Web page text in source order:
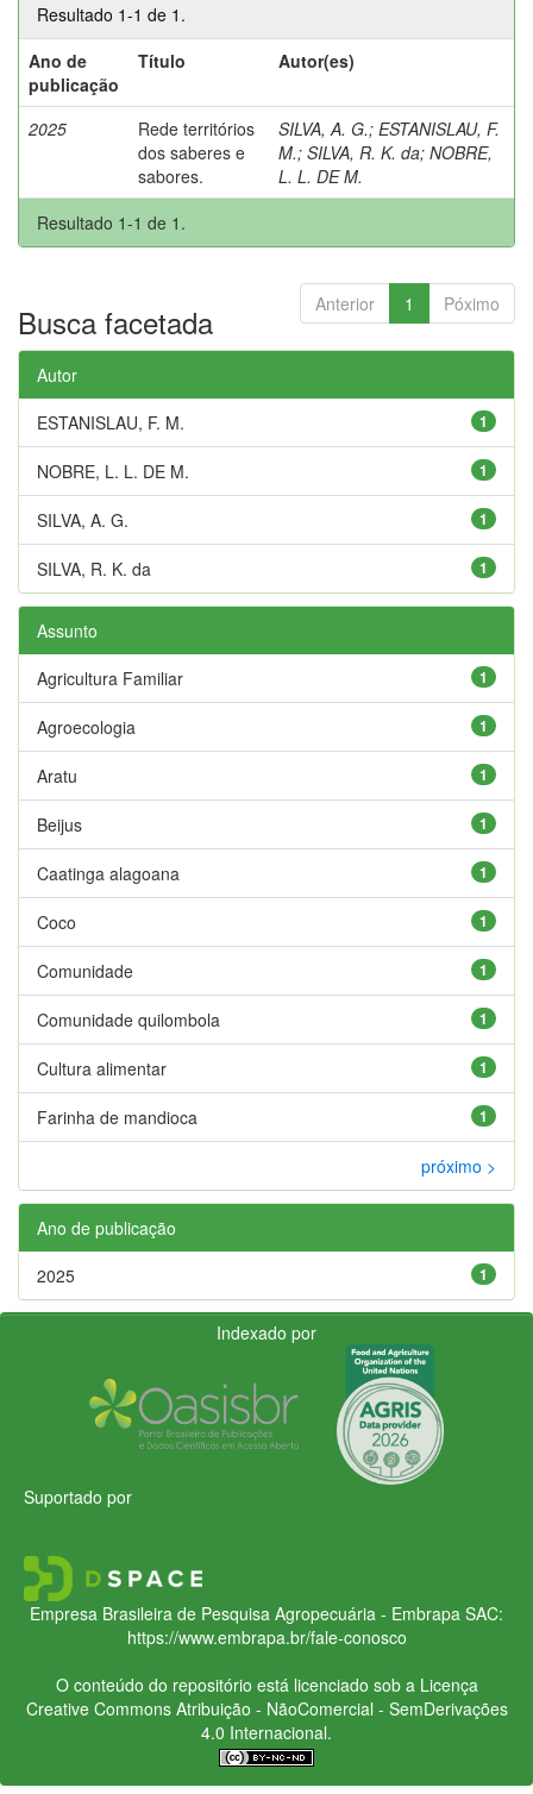
Resultado 1-1 de 1.
Ano de
publicação
Título Autor(es)
2025
Rede territórios
dos saberes e
sabores.
SILVA, A. G.; ESTANISLAU, F.
M.; SILVA, R. K. da; NOBRE,
L. L. DE M.
Resultado 1-1 de 1.
Anterior 1 Póximo
Busca facetada
Autor
1
ESTANISLAU, F. M.
1
NOBRE, L. L. DE M.
1
SILVA, A. G.
1
SILVA, R. K. da
Assunto
1
Agricultura Familiar
1
Agroecologia
1
Aratu
1
Beijus
1
Caatinga alagoana
1
Coco
1
Comunidade
1
Comunidade quilombola
1
Cultura alimentar
1
Farinha de mandioca
próximo >
Ano de publicação
1
2025
Indexado por
Suportado por
Empresa Brasileira de Pesquisa Agropecuária - Embrapa SAC:
https://www.embrapa.br/fale-conosco
O conteúdo do repositório está licenciado sob a Licença
Creative CommonsAtribuição - NãoComercial - SemDerivações
4.0 Internacional.